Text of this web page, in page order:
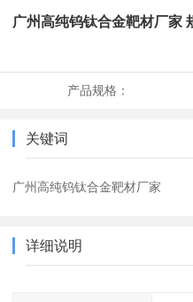
广州高纯钨钛合金靶材厂家
产品规格：
关键词
广州高纯钨钛合金靶材厂家
详细说明